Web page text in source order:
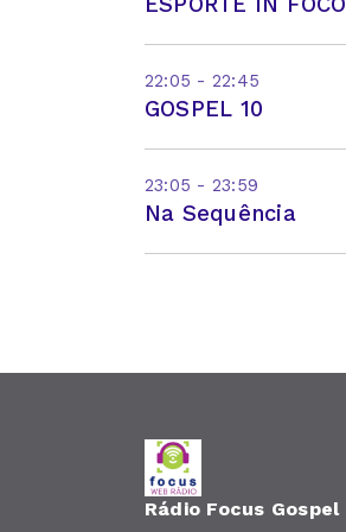
22:05 - 22:45
GOSPEL 10
23:05 - 23:59
Na Sequência
Rádio Focus Gospel